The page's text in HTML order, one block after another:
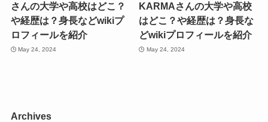
さんの大学や高校はどこ？
や経歴は？身長などwikiプ
ロフィールを紹介
May 24, 2024
KARMAさんの大学や高校
はどこ？や経歴は？身長な
どwikiプロフィールを紹介
May 24, 2024
Archives